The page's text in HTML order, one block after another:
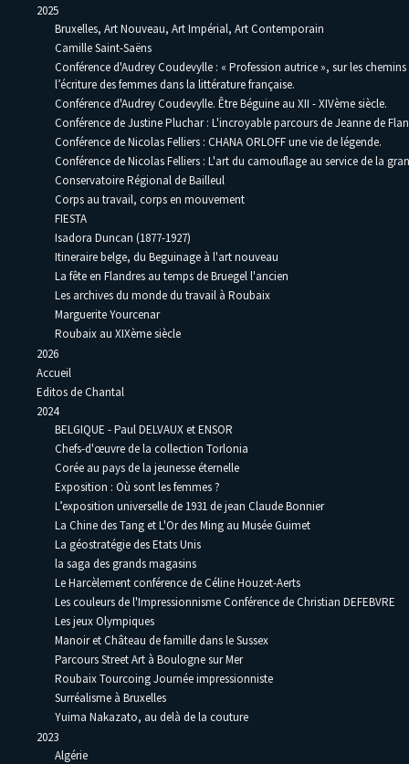
2025
Bruxelles, Art Nouveau, Art Impérial, Art Contemporain
Camille Saint-Saëns
Conférence d'Audrey Coudevylle : « Profession autrice », sur les
l’écriture des femmes dans la littérature française.
Conférence d'Audrey Coudevylle. Être Béguine au XII - XIVème siècle.
Conférence de Justine Pluchar : L'incroyable parcours de Jeanne de
Conférence de Nicolas Felliers : CHANA ORLOFF une vie de légende.
Conférence de Nicolas Felliers : L'art du camouflage au service de la
Conservatoire Régional de Bailleul
Corps au travail, corps en mouvement
FIESTA
Isadora Duncan (1877-1927)
Itineraire belge, du Beguinage à l'art nouveau
La fête en Flandres au temps de Bruegel l'ancien
Les archives du monde du travail à Roubaix
Marguerite Yourcenar
Roubaix au XIXème siècle
2026
Accueil
Editos de Chantal
2024
BELGIQUE - Paul DELVAUX et ENSOR
Chefs-d'œuvre de la collection Torlonia
Corée au pays de la jeunesse éternelle
Exposition : Où sont les femmes ?
L’exposition universelle de 1931 de jean Claude Bonnier
La Chine des Tang et L'Or des Ming au Musée Guimet
La géostratégie des Etats Unis
la saga des grands magasins
Le Harcèlement conférence de Céline Houzet-Aerts
Les couleurs de l'Impressionnisme Conférence de Christian DEFEBVRE
Les jeux Olympiques
Manoir et Château de famille dans le Sussex
Parcours Street Art à Boulogne sur Mer
Roubaix Tourcoing Journée impressionniste
Surréalisme à Bruxelles
Yuima Nakazato, au delà de la couture
2023
Algérie